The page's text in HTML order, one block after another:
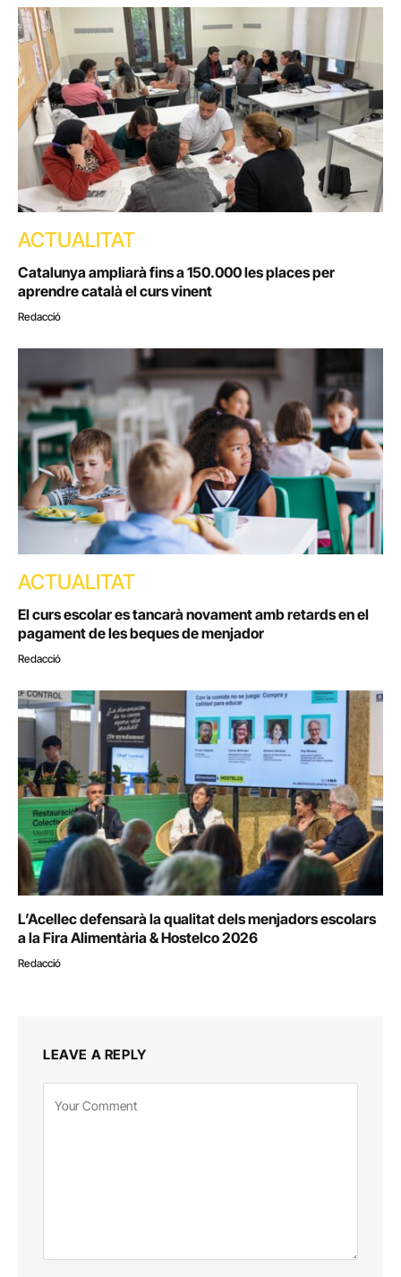
ACTUALITAT
Catalunya ampliarà fins a 150.000 les places per
aprendre català el curs vinent
Redacció
ACTUALITAT
El curs escolar es tancarà novament amb retards en el
pagament de les beques de menjador
Redacció
L’Acellec defensarà la qualitat dels menjadors escolars
a la Fira Alimentària & Hostelco 2026
Redacció
LEAVE A REPLY